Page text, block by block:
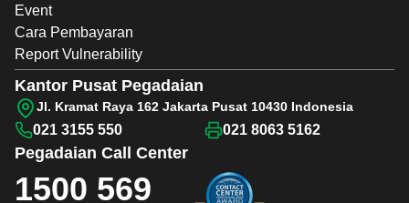
Event
Cara Pembayaran
Report Vulnerability
Pegadaian Call Center
1500 569
Kantor Pusat Pegadaian
Jl. Kramat Raya 162 Jakarta Pusat 10430 Indonesia
021 3155 550 021 8063 5162